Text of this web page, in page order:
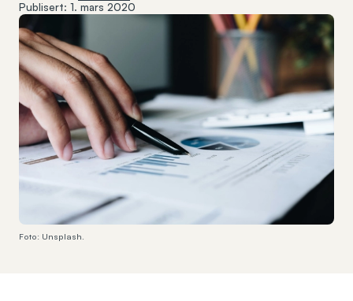
Publisert: 1. mars 2020
Foto: Unsplash.